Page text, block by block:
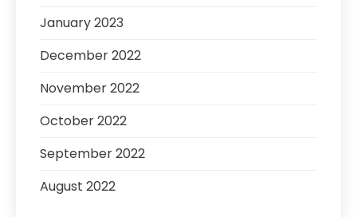
January 2023
December 2022
November 2022
October 2022
September 2022
August 2022